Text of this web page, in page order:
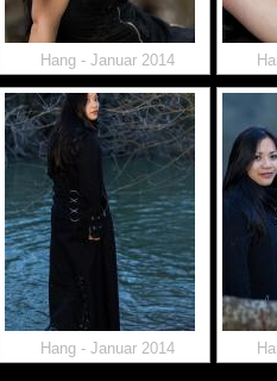
Hang - Januar 2014
Hang - Januar 2014